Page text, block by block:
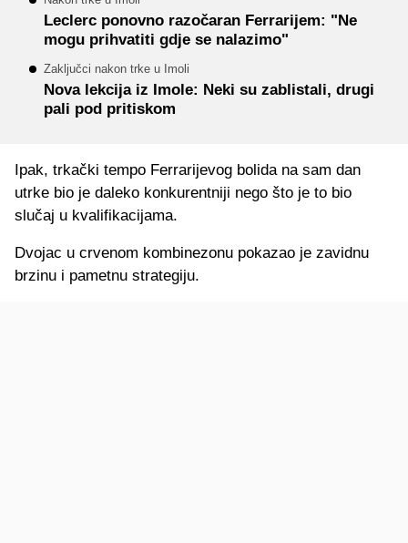
Leclerc ponovno razočaran Ferrarijem: "Ne
mogu prihvatiti gdje se nalazimo"
Zaključci nakon trke u Imoli
Nova lekcija iz Imole: Neki su zablistali, drugi
pali pod pritiskom
Ipak, trkački tempo Ferrarijevog bolida na sam dan
utrke bio je daleko konkurentniji nego što je to bio
slučaj u kvalifikacijama.
Dvojac u crvenom kombinezonu pokazao je zavidnu
brzinu i pametnu strategiju.